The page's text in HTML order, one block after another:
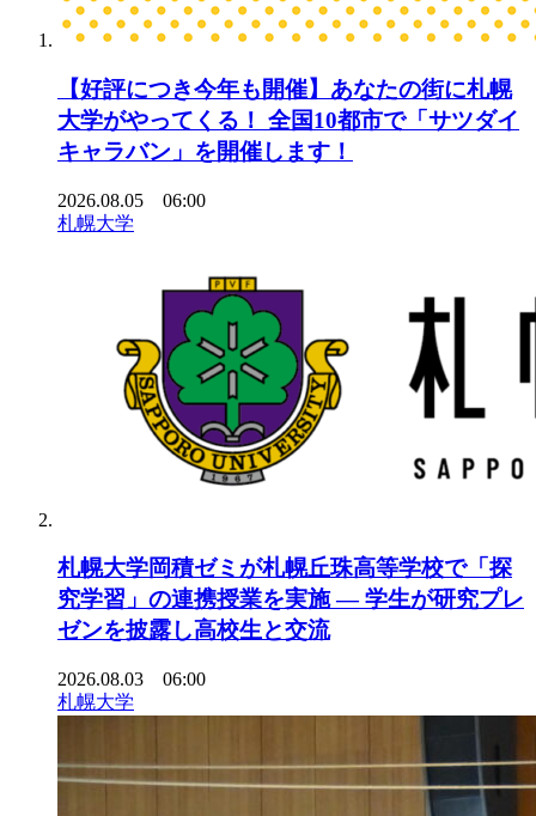
【好評につき今年も開催】あなたの街に札幌
大学がやってくる！ 全国10都市で「サツダイ
キャラバン」を開催します！
2026.08.05 06:00
札幌大学
札幌大学岡積ゼミが札幌丘珠高等学校で「探
究学習」の連携授業を実施 ― 学生が研究プレ
ゼンを披露し高校生と交流
2026.08.03 06:00
札幌大学